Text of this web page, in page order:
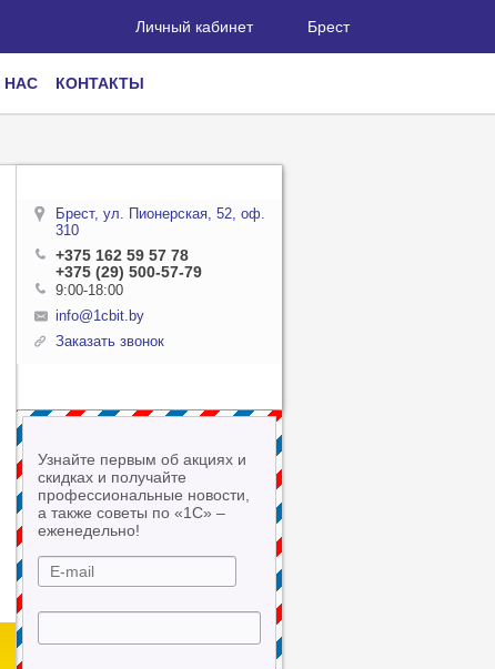
Личный кабинет Брест
НАС КОНТАКТЫ
Брест, ул. Пионерская, 52, оф.
310
+375 162 59 57 78
+375 (29) 500-57-79
9:00-18:00
info@1cbit.by
Заказать звонок
Узнайте первым об акциях и
скидках и получайте
профессиональные новости,
а также советы по «1С» –
еженедельно!